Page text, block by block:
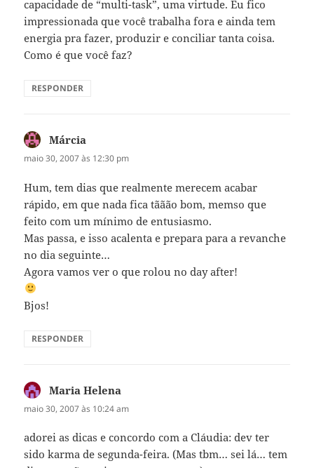
capacidade de “multi-task”, uma virtude. Eu fico
impressionada que você trabalha fora e ainda tem
energia pra fazer, produzir e conciliar tanta coisa.
Como é que você faz?
RESPONDER
Márcia
maio 30, 2007 às 12:30 pm
Hum, tem dias que realmente merecem acabar
rápido, em que nada fica tããão bom, memso que
feito com um mínimo de entusiasmo.
Mas passa, e isso acalenta e prepara para a revanche
no dia seguinte…
Agora vamos ver o que rolou no day after!
Bjos!
RESPONDER
Maria Helena
maio 30, 2007 às 10:24 am
adorei as dicas e concordo com a Cláudia: dev ter
sido karma de segunda-feira. (Mas tbm… sei lá… tem